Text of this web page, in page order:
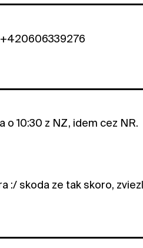
+420606339276
o 10:30 z NZ, idem cez NR.
:/ skoda ze tak skoro,